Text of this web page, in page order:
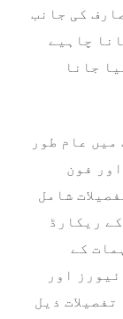
کی جانب
چاہیے
جانا
عام طور
فون
شامل
ریکارڈ
کے
اور
ذیل